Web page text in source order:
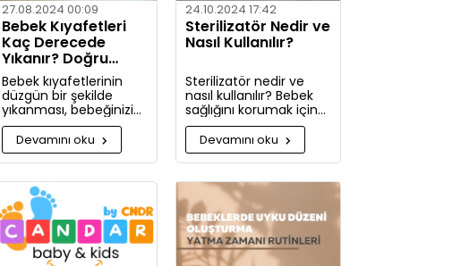
27.08.2024 00:09
Bebek Kıyafetleri
Kaç Derecede
Yıkanır? Doğru
Yöntemler
Bebek kıyafetlerinin
düzgün bir şekilde
yıkanması, bebeğinizin
hassas cildini korumak
için oldukça önemlidir.
Bu rehberde, bebek
giysilerinizi nasıl ve
hangi koşullarda
yıkamanız gerektiği
hakkında detaylı bilgiler
bulacaksınız.
Devamını oku
24.10.2024 17:42
Sterilizatör Nedir ve
Nasıl Kullanılır?
Sterilizatör nedir ve
nasıl kullanılır? Bebek
sağlığını korumak için
hijyenin önemini
keşfedin. Buharlı ve UV
sterilizatörlerle
mikroplara karşı tam
koruma!
Devamını oku